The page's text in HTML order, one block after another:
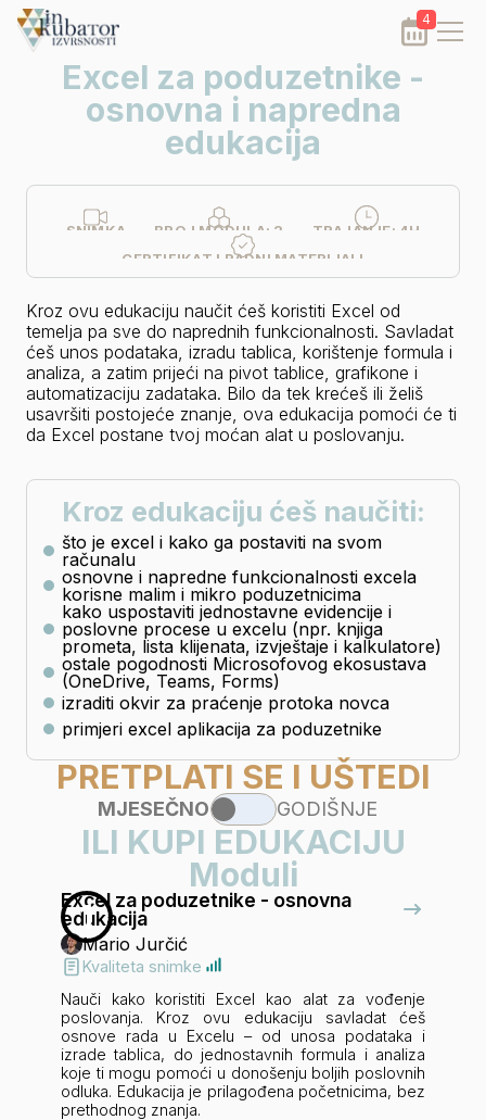
4
Excel za poduzetnike -
osnovna i napredna
edukacija
SNIMKA BROJ MODULA: 2 TRAJANJE: 4H
CERTIFIKAT I RADNI MATERIJALI
Kroz ovu edukaciju naučit ćeš koristiti Excel od
temelja pa sve do naprednih funkcionalnosti. Savladat
ćeš unos podataka, izradu tablica, korištenje formula i
analiza, a zatim prijeći na pivot tablice, grafikone i
automatizaciju zadataka. Bilo da tek krećeš ili želiš
usavršiti postojeće znanje, ova edukacija pomoći će ti
da Excel postane tvoj moćan alat u poslovanju.
Kroz edukaciju ćeš naučiti:
što je excel i kako ga postaviti na svom
računalu
osnovne i napredne funkcionalnosti excela
korisne malim i mikro poduzetnicima
kako uspostaviti jednostavne evidencije i
poslovne procese u excelu (npr. knjiga
prometa, lista klijenata, izvještaje i kalkulatore)
ostale pogodnosti Microsofovog ekosustava
(OneDrive, Teams, Forms)
izraditi okvir za praćenje protoka novca
primjeri excel aplikacija za poduzetnike
PRETPLATI SE I UŠTEDI
MJESEČNO GODIŠNJE
ILI KUPI EDUKACIJU
Moduli
1
Excel za poduzetnike - osnovna
edukacija
Mario Jurčić
Kvaliteta snimke
Nauči kako koristiti Excel kao alat za vođenje
poslovanja. Kroz ovu edukaciju savladat ćeš
osnove rada u Excelu – od unosa podataka i
izrade tablica, do jednostavnih formula i analiza
koje ti mogu pomoći u donošenju boljih poslovnih
odluka. Edukacija je prilagođena početnicima, bez
prethodnog znanja.